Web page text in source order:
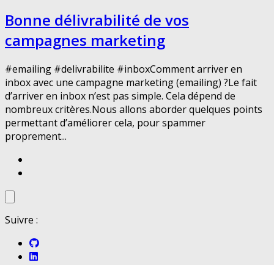
Bonne délivrabilité de vos
campagnes marketing
#emailing #delivrabilite #inboxComment arriver en
inbox avec une campagne marketing (emailing) ?Le fait
d’arriver en inbox n’est pas simple. Cela dépend de
nombreux critères.Nous allons aborder quelques points
permettant d’améliorer cela, pour spammer
proprement...
Suivre :